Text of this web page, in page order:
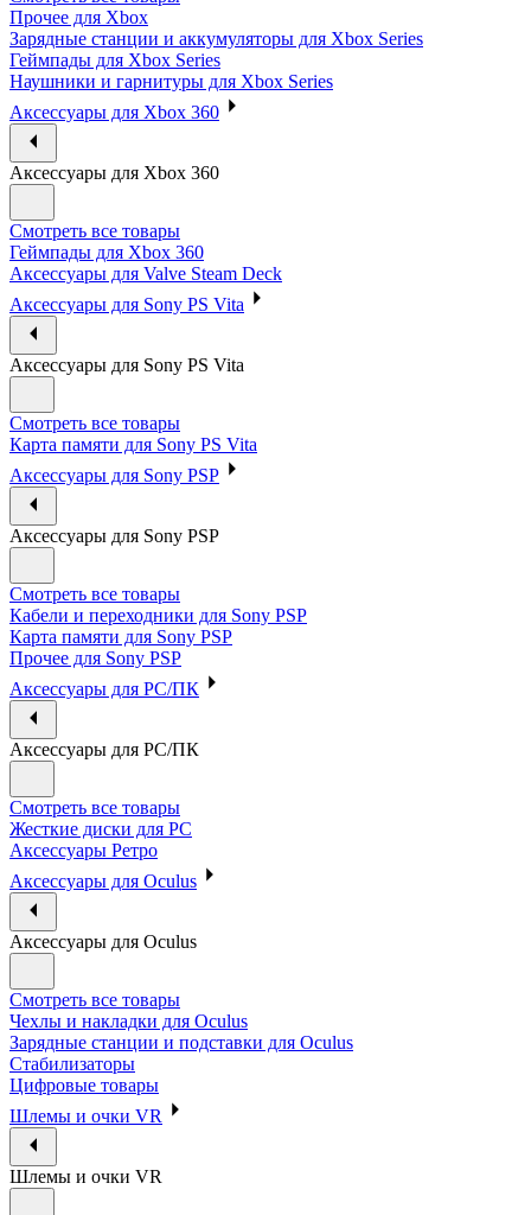
Прочее для Xbox
Зарядные станции и аккумуляторы для Xbox Series
Геймпады для Xbox Series
Наушники и гарнитуры для Xbox Series
Аксессуары для Xbox 360
Аксессуары для Xbox 360
Смотреть все товары
Геймпады для Xbox 360
Аксессуары для Valve Steam Deck
Аксессуары для Sony PS Vita
Аксессуары для Sony PS Vita
Смотреть все товары
Карта памяти для Sony PS Vita
Аксессуары для Sony PSP
Аксессуары для Sony PSP
Смотреть все товары
Кабели и переходники для Sony PSP
Карта памяти для Sony PSP
Прочее для Sony PSP
Аксессуары для PC/ПК
Аксессуары для PC/ПК
Смотреть все товары
Жесткие диски для PC
Аксессуары Ретро
Аксессуары для Oculus
Аксессуары для Oculus
Смотреть все товары
Чехлы и накладки для Oculus
Зарядные станции и подставки для Oculus
Стабилизаторы
Цифровые товары
Шлемы и очки VR
Шлемы и очки VR